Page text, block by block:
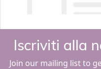
Iscriviti alla
Join our mailing list to